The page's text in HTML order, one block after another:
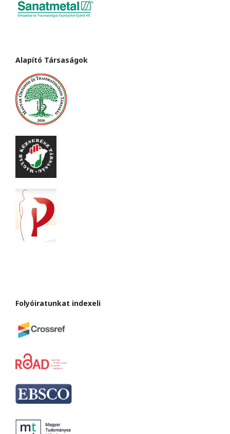
Alapító Társaságok
Folyóiratunkat indexeli